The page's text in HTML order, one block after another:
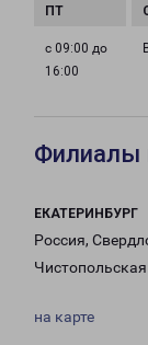
с 09:00 до
16:00
Филиалы
ЕКАТЕРИНБУРГ
Россия,
на карте